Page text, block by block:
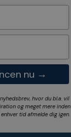
nu →
hvor du bl.a. vil
og meget mere inden
tid afmelde dig igen.